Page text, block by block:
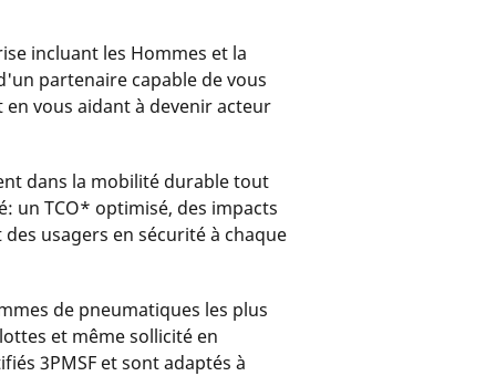
incluant les Hommes et la
partenaire capable de vous
vous aidant à devenir acteur
dans la mobilité durable tout
un TCO* optimisé, des impacts
usagers en sécurité à chaque
de pneumatiques les plus
et même sollicité en
3PMSF et sont adaptés à